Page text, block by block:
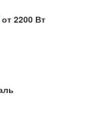
от 2200 Вт